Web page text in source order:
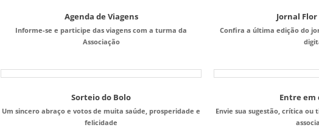
Agenda de Viagens
Informe-se e participe das viagens com a turma da
Associação
Jornal
Confira a última edição do
Sorteio do Bolo
Um sincero abraço e votos de muita saúde, prosperidade e
felicidade
Entre
Envie sua sugestão, crítica ou